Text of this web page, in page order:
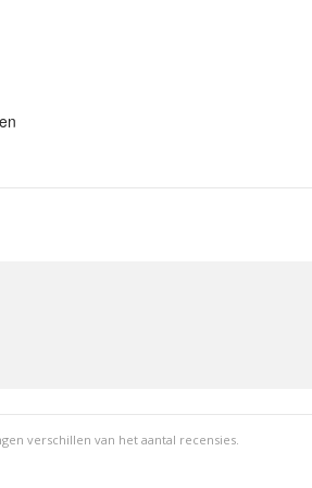
verschillen van het aantal recensies.